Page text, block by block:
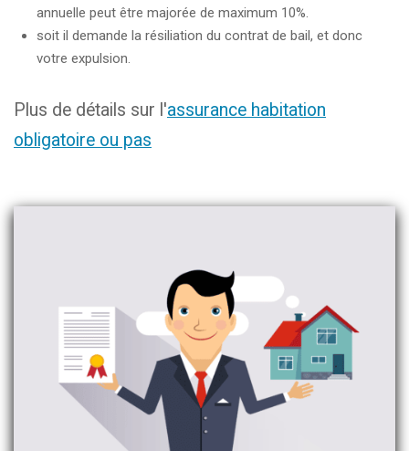
annuelle peut être majorée de maximum 10%.
soit il demande la résiliation du contrat de bail, et donc
votre expulsion.
Plus de détails sur l'assurance habitation
obligatoire ou pas